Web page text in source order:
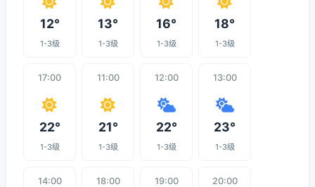
12°
1-3级
13°
1-3级
16°
1-3级
18°
1-3级
17:00
22°
1-3级
11:00
21°
1-3级
12:00
22°
1-3级
13:00
23°
1-3级
14:00 18:00 19:00 20:00